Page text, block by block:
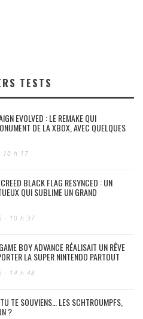
TESTS
EVOLVED : LE REMAKE QUI
DE LA XBOX, AVEC QUELQUES
10 h 17
BLACK FLAG RESYNCED : UN
QUI SUBLIME UN GRAND
- 10 h 37
BOY ADVANCE RÉALISAIT UN RÊVE
LA SUPER NINTENDO PARTOUT
- 14 h 48
TE SOUVIENS… LES SCHTROUMPFS,
?